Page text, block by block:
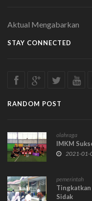
Aktual Mengabarkan
STAY CONNECTED
RANDOM POST
olahraga
IMKM
2021-01-
pemerintah
Tingkatkan
Sidak